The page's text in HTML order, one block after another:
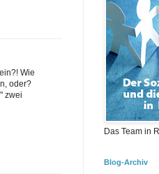
Wie
oder?
zwei
Das Team in
Blog-Archiv